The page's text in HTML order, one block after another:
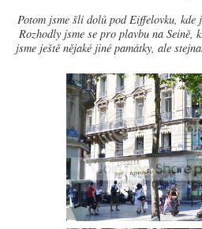
Potom jsme šli dolů pod Eiffelovku, kde
Rozhodly jsme se pro plavbu na
jsme ještě nějaké jiné památky, ale